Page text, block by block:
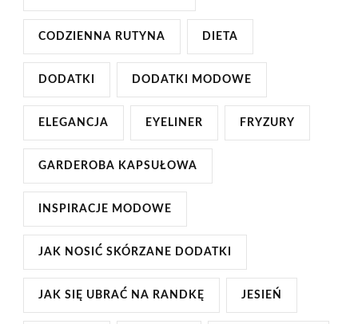
CODZIENNA RUTYNA DIETA
DODATKI DODATKI MODOWE
ELEGANCJA EYELINER FRYZURY
GARDEROBA KAPSUŁOWA
INSPIRACJE MODOWE
JAK NOSIĆ SKÓRZANE DODATKI
JAK SIĘ UBRAĆ NA RANDKĘ JESIEŃ